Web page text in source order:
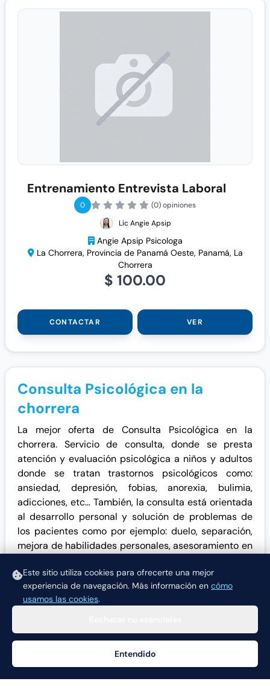
Este sitio utiliza cookies para ofrecerte una mejor
experiencia de navegación. Más información en cómo
usamos las cookies.
Entendido
Entrenamiento Entrevista Laboral
0
(0) opiniones
Lic Angie Apsip
Angie Apsip Psicologa
La Chorrera, Provincia de Panamá Oeste, Panamá, La
Chorrera
$ 100.00
CONTACTAR VER
Consulta Psicológica en la
chorrera
La mejor oferta de Consulta Psicológica en la
chorrera. Servicio de consulta, donde se presta
atención y evaluación psicológica a niños y adultos
donde se tratan trastornos psicológicos como:
ansiedad, depresión, fobias, anorexia, bulimia,
adicciones, etc… También, la consulta está orientada
al desarrollo personal y solución de problemas de
los pacientes como por ejemplo: duelo, separación,
mejora de habilidades personales, asesoramiento en
etc…
Ayuda